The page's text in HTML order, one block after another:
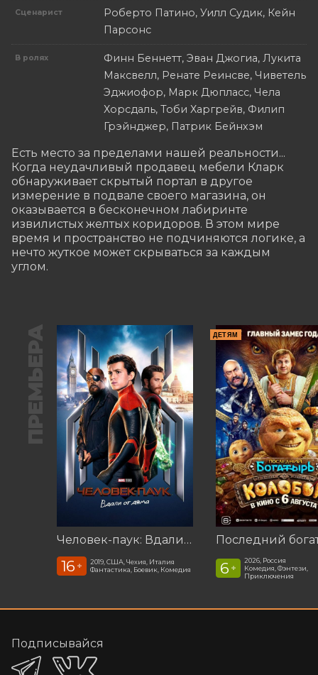
Сценарист
Роберто Патино, Уилл Судик, Кейн
Парсонс
В ролях
Финн Беннетт, Эван Джогиа, Лукита
Максвелл, Ренате Реинсве, Чиветель
Эджиофор, Марк Дюпласс, Чела
Хорсдаль, Тоби Харгрейв, Филип
Грэйнджер, Патрик Бейнхэм
Есть место за пределами нашей реальности...
Когда неудачливый продавец мебели Кларк
обнаруживает скрытый портал в другое
измерение в подвале своего магазина, он
оказывается в бесконечном лабиринте
извилистых желтых коридоров. В этом мире
время и пространство не подчиняются логике, а
нечто жуткое может скрываться за каждым
углом.
ПРЕМЬЕРА
Человек-паук: Вдали от дома (2019)
16 +
2019, США, Чехия, Италия
Фантастика, Боевик, Комедия
ДЕТЯМ
6 +
2026, Россия
Комедия, Фэнтези,
Приключения
Подписывайся